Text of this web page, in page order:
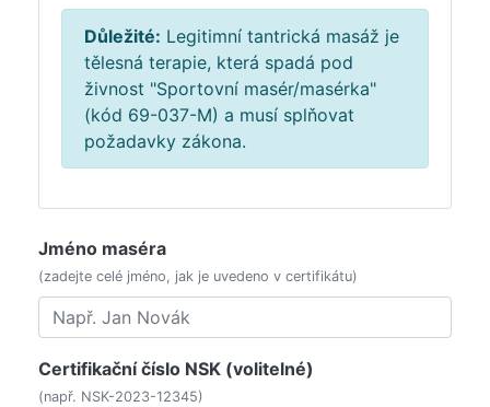
Důležité: Legitimní tantrická masáž je
tělesná terapie, která spadá pod
živnost "Sportovní masér/masérka"
(kód 69-037-M) a musí splňovat
požadavky zákona.
Jméno maséra
(zadejte celé jméno, jak je uvedeno v certifikátu)
Certifikační číslo NSK (volitelné)
(např. NSK-2023-12345)